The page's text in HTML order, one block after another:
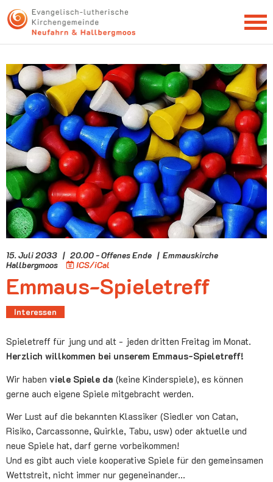
NEWSLETTER
15. Juli 2033 | 20.00 - Offenes Ende | Emmauskirche
Hallbergmoos
ICS/iCal
Emmaus-Spieletreff
Interessen
Spieletreff für jung und alt - jeden dritten Freitag im Monat.
Herzlich willkommen bei unserem Emmaus-Spieletreff!
Wir haben viele Spiele da (keine Kinderspiele), es können
gerne auch eigene Spiele mitgebracht werden.
Wer Lust auf die bekannten Klassiker (Siedler von Catan,
Risiko, Carcassonne, Quirkle, Tabu, usw) oder aktuelle und
neue Spiele hat, darf gerne vorbeikommen!
Und es gibt auch viele kooperative Spiele für den gemeinsamen
Wettstreit, nicht immer nur gegeneinander...